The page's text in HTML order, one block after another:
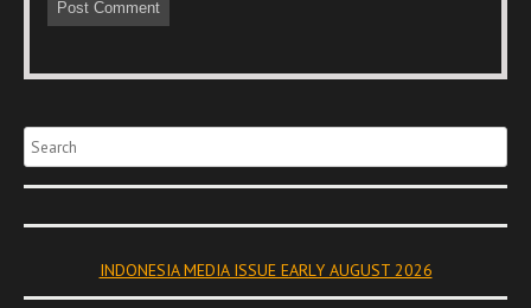
Search
INDONESIA MEDIA ISSUE EARLY AUGUST 2026